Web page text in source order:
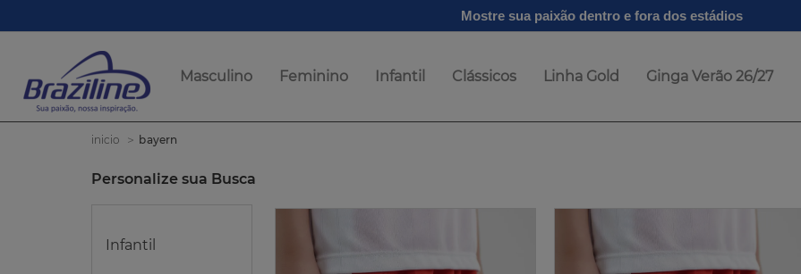
Mostre sua paixão dentro e fora dos estádios
Masculino Feminino Infantil Clássicos Linha Gold Ginga Verão 26/27
inicio bayern
Personalize sua Busca
Infantil